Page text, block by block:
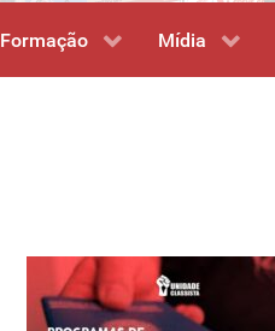
Formação Mídia